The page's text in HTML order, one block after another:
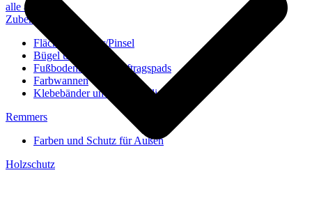
alle anzeigen
Zubehör
Flächenstreicher/Pinsel
Bügel und Rollen
Fußbodenbürsten/Auftragspads
Farbwannen
Klebebänder und Abdeckvlies
Remmers
Farben und Schutz für Außen
Holzschutz